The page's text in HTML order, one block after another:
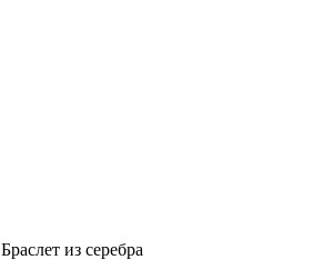
Браслет из серебра